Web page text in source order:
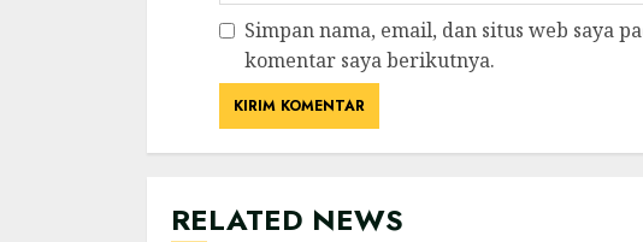
Simpan nama, email, dan situs web saya
komentar saya berikutnya.
RELATED NEWS